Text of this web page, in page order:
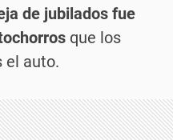
de jubilados fue
que los
el auto.